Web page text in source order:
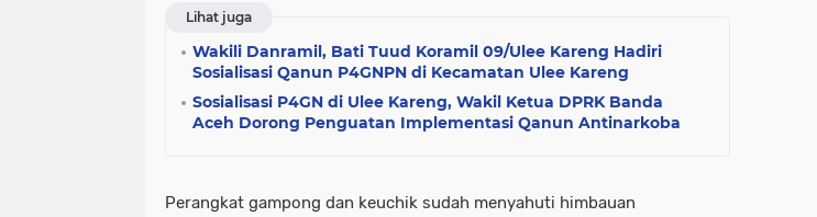
Lihat juga
Wakili Danramil, Bati Tuud Koramil 09/Ulee Kareng Hadiri
Sosialisasi Qanun P4GNPN di Kecamatan Ulee Kareng
Sosialisasi P4GN di Ulee Kareng, Wakil Ketua DPRK Banda
Aceh Dorong Penguatan Implementasi Qanun Antinarkoba
Perangkat gampong dan keuchik sudah menyahuti himbauan